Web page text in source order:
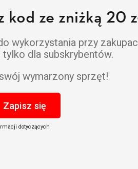
ze zniżką 20
wykorzystania przy
dla subskrybentów.
wymarzony sprzęt!
dotyczących